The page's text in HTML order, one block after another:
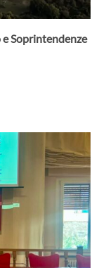
e Soprintendenze